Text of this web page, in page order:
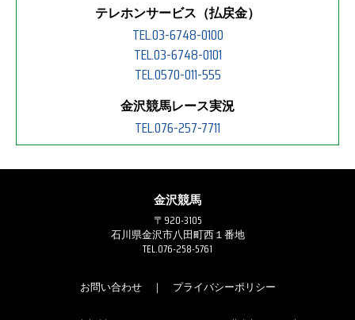
テレホンサービス（払戻金）
TEL.03-6748-0100
TEL.03-6748-0101
TEL.0570-011-555
金沢競馬レース実況
TEL.076-257-7711
金沢競馬
〒920-3105
石川県金沢市八田町西１番地
TEL.076-258-5761
お問い合わせ｜ プライバシーポリシー